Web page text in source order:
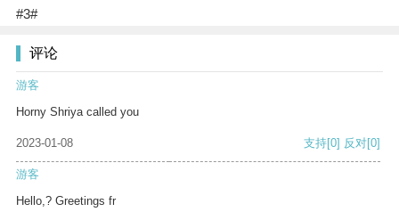
#3#
评论
游客
Horny Shriya called you
2023-01-08 支持[0] 反对[0]
游客
Hello,? Greetings fr